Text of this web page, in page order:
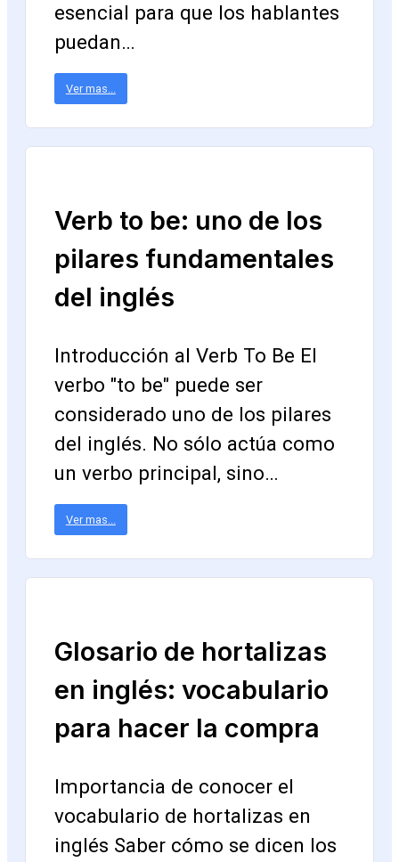
esencial para que los hablantes
puedan…
Ver mas...
Verb to be: uno de los
pilares fundamentales
del inglés
Introducción al Verb To Be El
verbo "to be" puede ser
considerado uno de los pilares
del inglés. No sólo actúa como
un verbo principal, sino…
Ver mas...
Glosario de hortalizas
en inglés: vocabulario
para hacer la compra
Importancia de conocer el
vocabulario de hortalizas en
inglés Saber cómo se dicen los